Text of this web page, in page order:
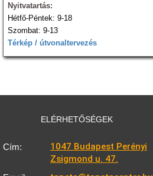
Nyitvatartás:
Hétfő-Péntek: 9-18
Szombat: 9-13
Térkép / útvonaltervezés
ELÉRHETŐSÉGEK
Cím:
1047 Budapest Perényi
Zsigmond u. 47.